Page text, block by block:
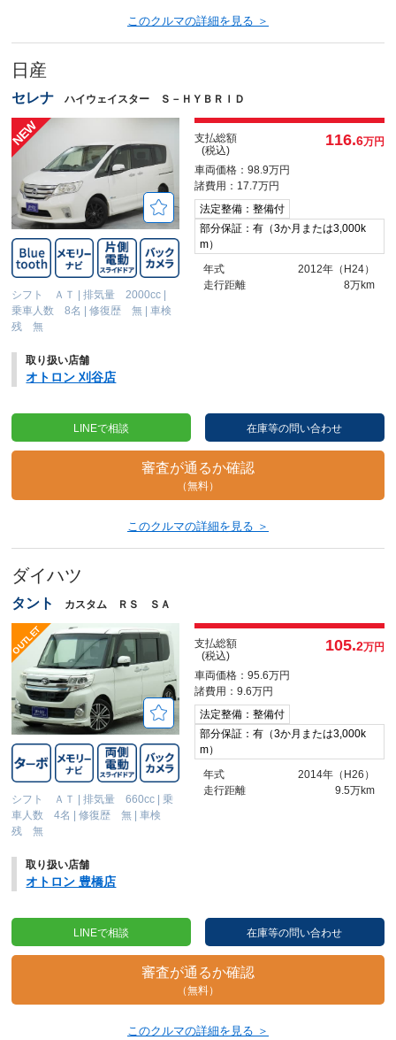
このクルマの詳細を見る ＞
日産
セレナ ハイウェイスター Ｓ－ＨＹＢＲＩＤ
シフト ＡＴ |排気量 2000cc |
乗車人数 8名 |修復歴 無 |車検
残 無
支払総額
(税込)
116.6万円
車両価格：98.9万円
諸費用：17.7万円
法定整備：整備付
部分保証：有（3か月または3,000k
m）
年式
2012年（H24）
走行距離
8万km
取り扱い店舗
オトロン 刈谷店
LINEで相談 在庫等の問い合わせ
審査が通るか確認
（無料）
このクルマの詳細を見る ＞
ダイハツ
タント カスタム ＲＳ ＳＡ
シフト ＡＴ |排気量 660cc |乗
車人数 4名
|修復歴 無 |車検
残 無
支払総額
(税込)
105.2万円
車両価格：95.6万円
諸費用：9.6万円
法定整備：整備付
部分保証：有（3か月または3,000k
m）
年式
2014年（H26）
走行距離
9.5万km
取り扱い店舗
オトロン 豊橋店
LINEで相談 在庫等の問い合わせ
審査が通るか確認
（無料）
このクルマの詳細を見る ＞